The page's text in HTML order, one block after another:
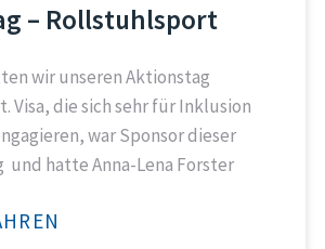
– Rollstuhlsport
wir unseren Aktionstag
Visa, die sich sehr für Inklusion
war Sponsor dieser
und hatte Anna-Lena Forster